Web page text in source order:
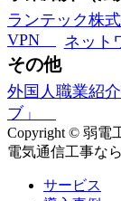
ランテック株
VPN
ネット
その他
外国人職業紹
ブ」
Copyright © 弱電
電気通信工事な
サービス